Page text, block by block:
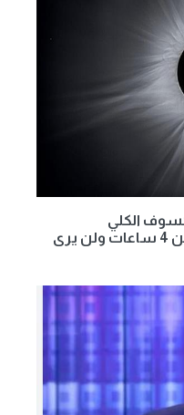
الكلي
للشمس الأربعاء.. يستمر أكثر من 4 ساعات ولن يرى